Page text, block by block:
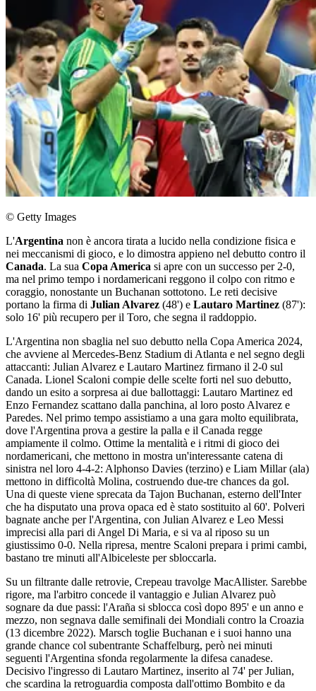
© Getty Images
L'Argentina non è ancora tirata a lucido nella condizione fisica e
nei meccanismi di gioco, e lo dimostra appieno nel debutto contro il
Canada. La sua Copa America si apre con un successo per 2-0,
ma nel primo tempo i nordamericani reggono il colpo con ritmo e
coraggio, nonostante un Buchanan sottotono. Le reti decisive
portano la firma di Julian Alvarez (48') e Lautaro Martinez (87'):
solo 16' più recupero per il Toro, che segna il raddoppio.
L'Argentina non sbaglia nel suo debutto nella Copa America 2024,
che avviene al Mercedes-Benz Stadium di Atlanta e nel segno degli
attaccanti: Julian Alvarez e Lautaro Martinez firmano il 2-0 sul
Canada. Lionel Scaloni compie delle scelte forti nel suo debutto,
dando un esito a sorpresa ai due ballottaggi: Lautaro Martinez ed
Enzo Fernandez scattano dalla panchina, al loro posto Alvarez e
Paredes. Nel primo tempo assistiamo a una gara molto equilibrata,
dove l'Argentina prova a gestire la palla e il Canada regge
ampiamente il colmo. Ottime la mentalità e i ritmi di gioco dei
nordamericani, che mettono in mostra un'interessante catena di
sinistra nel loro 4-4-2: Alphonso Davies (terzino) e Liam Millar (ala)
mettono in difficoltà Molina, costruendo due-tre chances da gol.
Una di queste viene sprecata da Tajon Buchanan, esterno dell'Inter
che ha disputato una prova opaca ed è stato sostituito al 60'. Polveri
bagnate anche per l'Argentina, con Julian Alvarez e Leo Messi
imprecisi alla pari di Angel Di Maria, e si va al riposo su un
giustissimo 0-0. Nella ripresa, mentre Scaloni prepara i primi cambi,
bastano tre minuti all'Albiceleste per sbloccarla.
Su un filtrante dalle retrovie, Crepeau travolge MacAllister. Sarebbe
rigore, ma l'arbitro concede il vantaggio e Julian Alvarez può
sognare da due passi: l'Araña si sblocca così dopo 895' e un anno e
mezzo, non segnava dalle semifinali dei Mondiali contro la Croazia
(13 dicembre 2022). Marsch toglie Buchanan e i suoi hanno una
grande chance col subentrante Schaffelburg, però nei minuti
seguenti l'Argentina sfonda regolarmente la difesa canadese.
Decisivo l'ingresso di Lautaro Martinez, inserito al 74' per Julian,
che scardina la retroguardia composta dall'ottimo Bombito e da